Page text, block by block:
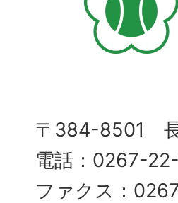
〒384-8501 長
電話：0267-
ファクス：